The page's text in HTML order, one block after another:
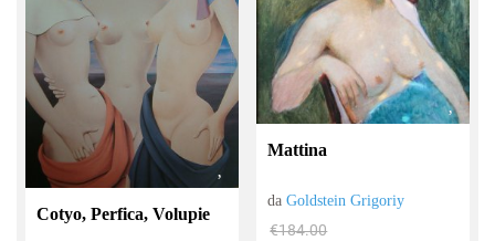
Cotyo, Perfica, Volupie
Mattina
daGoldstein Grigoriy
€184.00